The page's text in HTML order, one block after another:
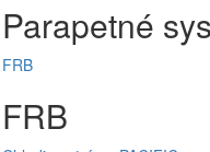
Parapetné
FRB
FRB